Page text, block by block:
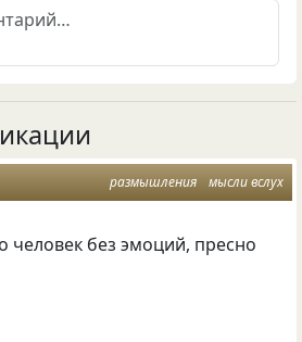
размышления мысли вслух
человек без эмоций, пресно